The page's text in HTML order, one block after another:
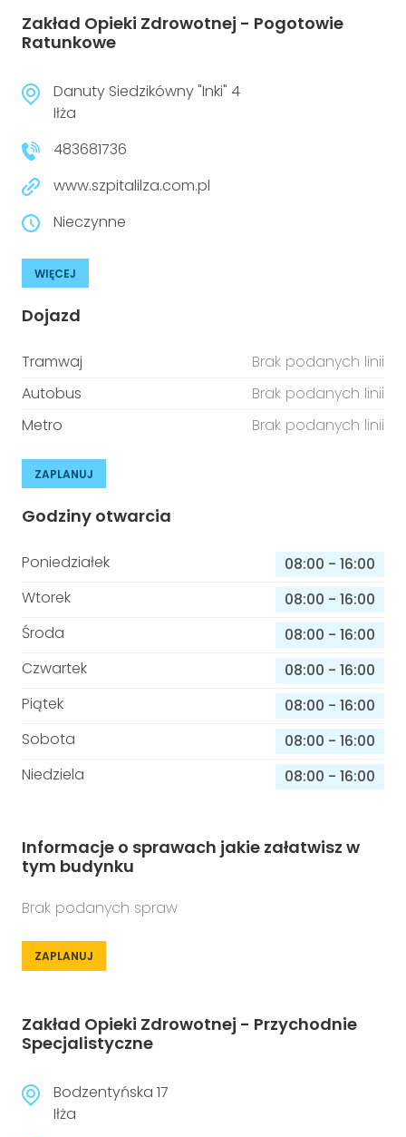
Zakład Opieki Zdrowotnej - Pogotowie
Ratunkowe
Danuty Siedzikówny "Inki" 4
Iłża
483681736
www.szpitalilza.com.pl
Nieczynne
WIĘCEJ
Dojazd
Tramwaj
Brak podanych linii
Autobus
Brak podanych linii
Metro
Brak podanych linii
ZAPLANUJ
Godziny otwarcia
Poniedziałek 08:00 - 16:00
Wtorek
08:00 - 16:00
Środa
08:00 - 16:00
Czwartek
08:00 - 16:00
Piątek
08:00 - 16:00
Sobota
08:00 - 16:00
Niedziela
08:00 - 16:00
Informacje o sprawach jakie załatwisz w
tym budynku
Brak podanych spraw
ZAPLANUJ
Zakład Opieki Zdrowotnej - Przychodnie
Specjalistyczne
Bodzentyńska 17
Iłża